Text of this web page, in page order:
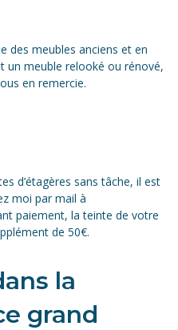
des meubles anciens et en
un meuble relooké ou rénové,
en remercie.
d’étagères sans tâche, il est
moi par mail à
paiement, la teinte de votre
de 50€.
la
grand